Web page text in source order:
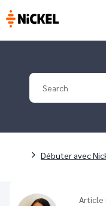
Your search
Breadcrumb
Débuter avec
Article